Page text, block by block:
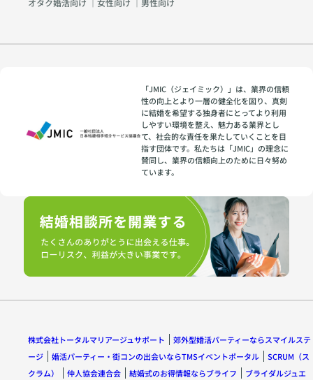
オタク婚活向け 女性向け 男性向け
「JMIC（ジェイミック）」は、業界の信頼
性の向上とより一層の健全化を図り、真剣
に結婚を希望する独身者にとってより利用
しやすい環境を整え、魅力ある業界とし
て、社会的な責任を果たしていくことを目
指す団体です。私たちは「JMIC」の理念に
賛同し、業界の信頼向上のために日々努め
ています。
株式会社トータルマリアージュサポート
郊外型婚活パーティーならスマイルステ
ージ
婚活パーティー・街コンの出会いならTMSイベントポータル
SCRUM（ス
クラム）
仲人協会連合会 結婚式のお得情報ならブライフ
ブライダルジュエ